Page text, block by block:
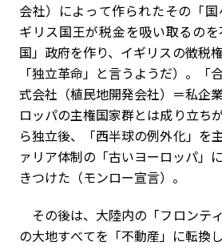
会社）によって作られたその「
ギリス国王が税金を吸い取るの
国」政府を作り、イギリスの徴税
「独立革命」と言うようだ）。「
式会社（植民地開発会社）＝私企
ロッパの主権国家群とは成り立ち
ら独立後、「西半球の例外化」を
ァリア体制の「古いヨーロッパ」
きつけた（モンロー宣言）。
その後は、大陸内の「フロンテ
の大地すべてを「不動産」に転換